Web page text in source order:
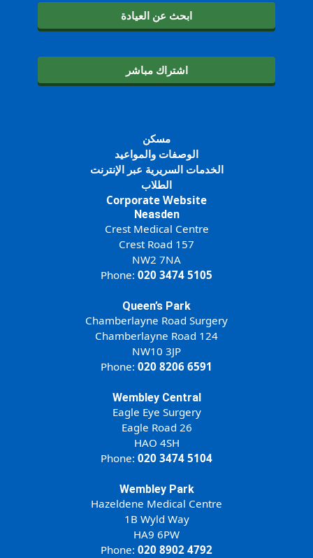
ابحث عن العيادة
اشتراك مباشر
مسكن
الوصفات والمواعيد
الخدمات السريرية عبر الإنترنت
الطلاب
Corporate Website
Neasden
Crest Medical Centre
157 Crest Road
NW2 7NA
Phone: 020 3474 5105
Queen’s Park
Chamberlayne Road Surgery
124 Chamberlayne Road
NW10 3JP
Phone: 020 8206 6591
Wembley Central
Eagle Eye Surgery
26 Eagle Road
HAO 4SH
Phone: 020 3474 5104
Wembley Park
Hazeldene Medical Centre
1B Wyld Way
HA9 6PW
Phone: 020 8902 4792